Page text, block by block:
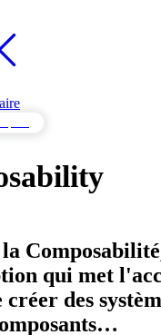
qui met
des